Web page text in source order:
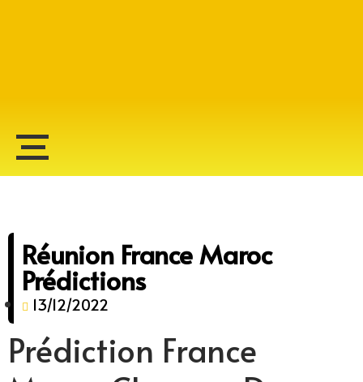
Réunion France Maroc
Prédictions
13/12/2022
Prédiction France